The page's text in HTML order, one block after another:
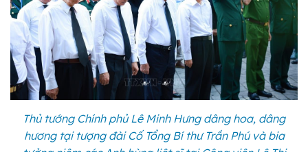
Thủ tướng Chính phủ Lê Minh Hưng dâng hoa, dâng
hương tại tượng đài Cố Tổng Bí thư Trần Phú và bia